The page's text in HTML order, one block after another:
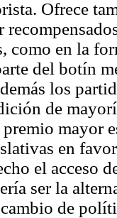
Ofrece
como en la
del botín
los
de
mayor
en
el acceso
ser la
de